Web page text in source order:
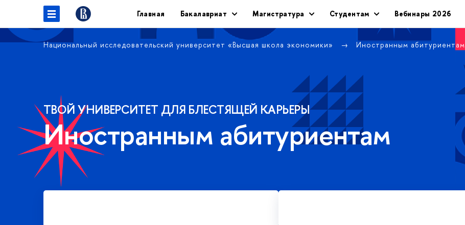
Главная Бакалавриат Магистратура Студентам Вебинары 2026
Национальный исследовательский университет «Высшая школа экономики» Иностранным абитуриентам
ТВОЙ УНИВЕРСИТЕТ ДЛЯ БЛЕСТЯЩЕЙ КАРЬЕРЫ
Иностранным абитуриентам